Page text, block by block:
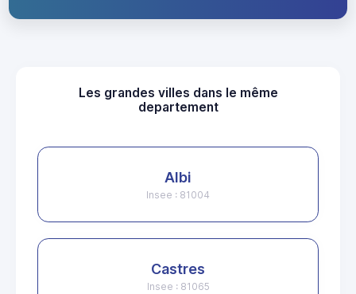
Les grandes villes dans le même
departement
Albi
Insee : 81004
Castres
Insee : 81065